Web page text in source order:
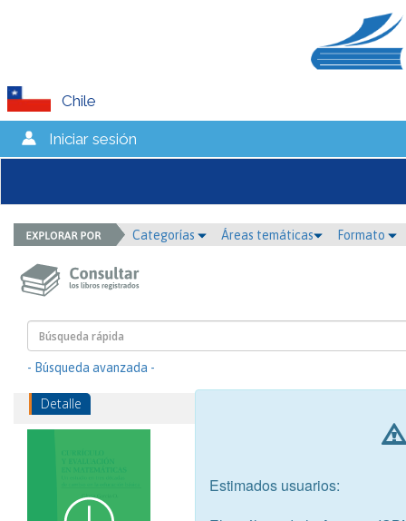
Chile
Iniciar sesión
Categorías Áreas temáticas Formato
- Búsqueda avanzada -
Detalle
Estimados usuarios: